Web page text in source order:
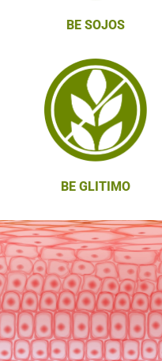
BE SOJOS
BE GLITIMO